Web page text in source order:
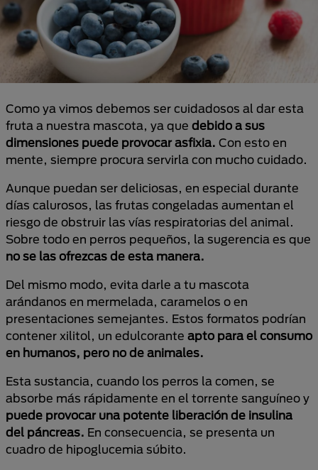
Como ya vimos debemos ser cuidadosos al dar esta
fruta a nuestra mascota, ya que debido a sus
dimensiones puede provocar asfixia. Con esto en
mente, siempre procura servirla con mucho cuidado.
Aunque puedan ser deliciosas, en especial durante
días calurosos, las frutas congeladas aumentan el
riesgo de obstruir las vías respiratorias del animal.
Sobre todo en perros pequeños, la sugerencia es que
no se las ofrezcas de esta manera.
Del mismo modo, evita darle a tu mascota
arándanos en mermelada, caramelos o en
presentaciones semejantes. Estos formatos podrían
contener xilitol, un edulcorante apto para el consumo
en humanos, pero no de animales.
Esta sustancia, cuando los perros la comen, se
absorbe más rápidamente en el torrente sanguíneo y
puede provocar una potente liberación de insulina
del páncreas. En consecuencia, se presenta un
cuadro de hipoglucemia súbito.